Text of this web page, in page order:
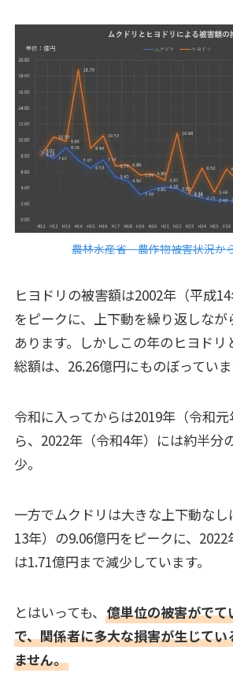
農林水産省 農作物被害状況か
ヒヨドリの被害額は2002年（平成
をピークに、上下動を繰り返しなが
あります。しかしこの年のヒヨド
総額は、26.26億円にものぼっていま
令和に入ってからは2019年（令和
ら、2022年（令和4年）には約半分
少。
一方でムクドリは大きな上下動なし
13年）の9.06億円をピークに、
は1.71億円まで減少しています。
とはいっても、 億単位の被害がで
で、関係者に多大な損害が生じて
ません。